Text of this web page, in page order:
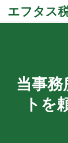
エフタス
当事
トを